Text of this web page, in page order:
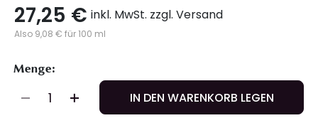
27,25 € inkl. MwSt. zzgl. Versand
Also 9,08 € für 100 ml
Menge:
IN DEN WARENKORB LEGEN